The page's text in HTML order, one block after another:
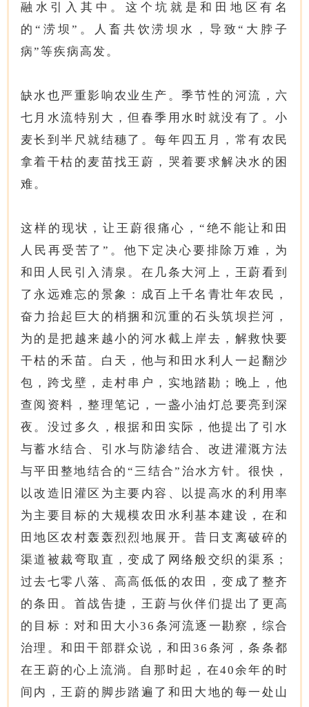
融水引入其中。这个坑就是和田地区有名
的“涝坝”。人畜共饮涝坝水，导致“大脖子
病”等疾病高发。
缺水也严重影响农业生产。季节性的河流，六
七月水流特别大，但春季用水时就没有了。小
麦长到半尺就结穗了。每年四五月，常有农民
拿着干枯的麦苗找王蔚，哭着要求解决水的困
难。
这样的现状，让王蔚很痛心，“绝不能让和田
人民再受苦了”。他下定决心要排除万难，为
和田人民引入清泉。在几条大河上，王蔚看到
了永远难忘的景象：成百上千名青壮年农民，
奋力抬起巨大的梢捆和沉重的石头筑坝拦河，
为的是把越来越小的河水截上岸去，解救快要
干枯的禾苗。白天，他与和田水利人一起翻沙
包，跨戈壁，走村串户，实地踏勘；晚上，他
查阅资料，整理笔记，一盏小油灯总要亮到深
夜。没过多久，根据和田实际，他提出了引水
与蓄水结合、引水与防渗结合、改进灌溉方法
与平田整地结合的“三结合”治水方针。很快，
以改造旧灌区为主要内容、以提高水的利用率
为主要目标的大规模农田水利基本建设，在和
田地区农村轰轰烈烈地展开。昔日支离破碎的
渠道被裁弯取直，变成了网络般交织的渠系；
过去七零八落、高高低低的农田，变成了整齐
的条田。首战告捷，王蔚与伙伴们提出了更高
的目标：对和田大小36条河流逐一勘察，综合
治理。和田干部群众说，和田36条河，条条都
在王蔚的心上流淌。自那时起，在40余年的时
间内，王蔚的脚步踏遍了和田大地的每一处山